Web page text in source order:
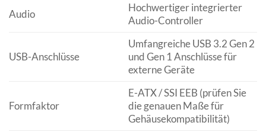
Audio
Hochwertiger integrierter
Audio-Controller
USB-Anschlüsse
Umfangreiche USB 3.2 Gen 2
und Gen 1 Anschlüsse für
externe Geräte
Formfaktor
E-ATX / SSI EEB (prüfen Sie
die genauen Maße für
Gehäusekompatibilität)